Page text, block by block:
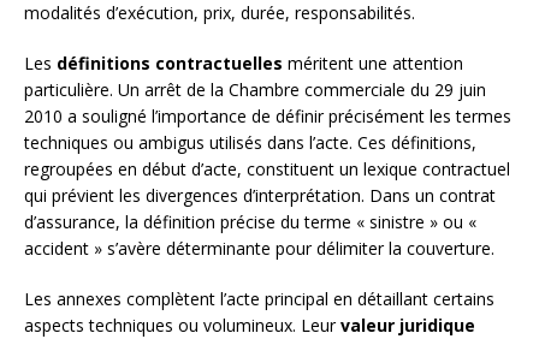
modalités d’exécution, prix, durée, responsabilités.
Les définitions contractuelles méritent une attention
particulière. Un arrêt de la Chambre commerciale du 29 juin
2010 a souligné l’importance de définir précisément les termes
techniques ou ambigus utilisés dans l’acte. Ces définitions,
regroupées en début d’acte, constituent un lexique contractuel
qui prévient les divergences d’interprétation. Dans un contrat
d’assurance, la définition précise du terme « sinistre » ou «
accident » s’avère déterminante pour délimiter la couverture.
Les annexes complètent l’acte principal en détaillant certains
aspects techniques ou volumineux. Leurvaleur juridique